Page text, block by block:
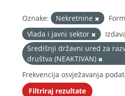
Oznake: Nekretnine
Vlada i javni sektor
Središnji državni ured za
društva (NEAKTIVAN)
Frekvencija osvježavanja
Filtriraj rezultate